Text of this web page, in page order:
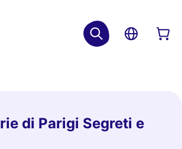
di Parigi Segreti e